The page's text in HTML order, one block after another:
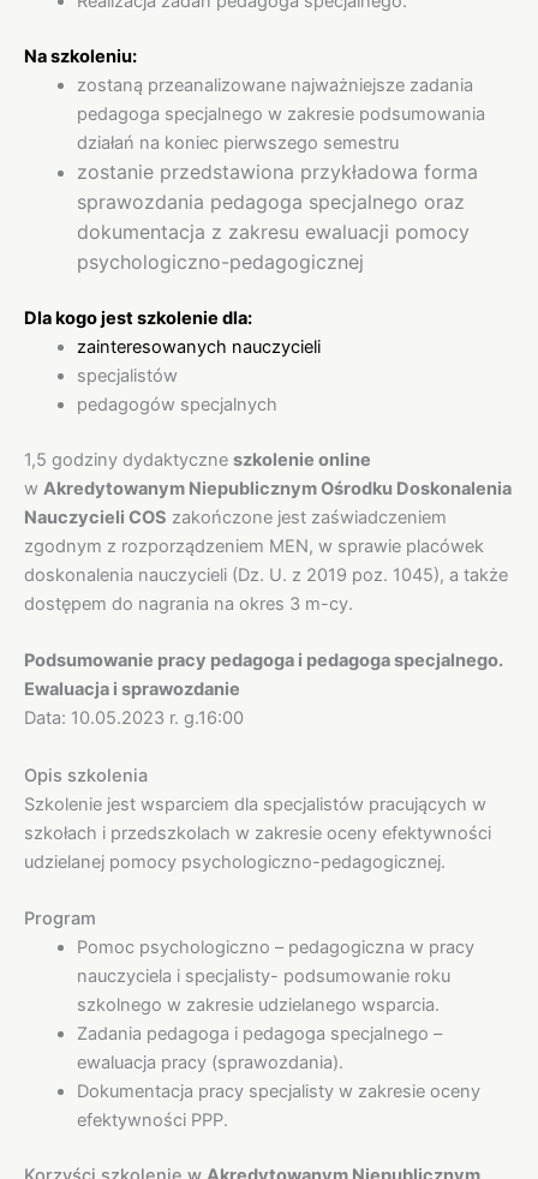
Na szkoleniu:
zostaną przeanalizowane najważniejsze zadania
pedagoga specjalnego w zakresie podsumowania
działań na koniec pierwszego semestru
zostanie przedstawiona przykładowa forma
sprawozdania pedagoga specjalnego oraz
dokumentacja z zakresu ewaluacji pomocy
psychologiczno-pedagogicznej
Dla kogo jest szkolenie dla:
zainteresowanych nauczycieli
specjalistów
pedagogów specjalnych
1,5 godziny dydaktyczne szkolenie online
w Akredytowanym Niepublicznym Ośrodku Doskonalenia
Nauczycieli COS zakończone jest zaświadczeniem
zgodnym z rozporządzeniem MEN, w sprawie placówek
doskonalenia nauczycieli (Dz. U. z 2019 poz. 1045), a także
dostępem do nagrania na okres 3 m-cy.
Podsumowanie pracy pedagoga i pedagoga specjalnego.
Ewaluacja i sprawozdanie
Data: 10.05.2023 r. g.16:00
Opis szkolenia
Szkolenie jest wsparciem dla specjalistów pracujących w
szkołach i przedszkolach w zakresie oceny efektywności
udzielanej pomocy psychologiczno-pedagogicznej.
Program
Pomoc psychologiczno – pedagogiczna w pracy
nauczyciela i specjalisty- podsumowanie roku
szkolnego w zakresie udzielanego wsparcia.
Zadania pedagoga i pedagoga specjalnego –
ewaluacja pracy (sprawozdania).
Dokumentacja pracy specjalisty w zakresie oceny
efektywności PPP.